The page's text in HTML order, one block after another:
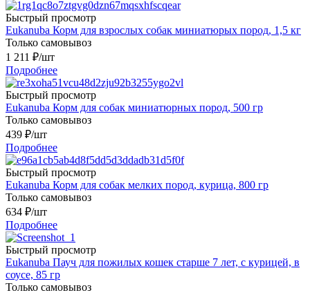
Быстрый просмотр
Eukanuba Корм для взрослых собак миниатюрых пород, 1,5 кг
Только самовывоз
1 211 ₽/шт
Подробнее
Быстрый просмотр
Eukanuba Корм для собак миниатюрных пород, 500 гр
Только самовывоз
439 ₽/шт
Подробнее
Быстрый просмотр
Eukanuba Корм для собак мелких пород, курица, 800 гр
Только самовывоз
634 ₽/шт
Подробнее
Быстрый просмотр
Eukanuba Пауч для пожилых кошек старше 7 лет, с курицей, в
соусе, 85 гр
Только самовывоз